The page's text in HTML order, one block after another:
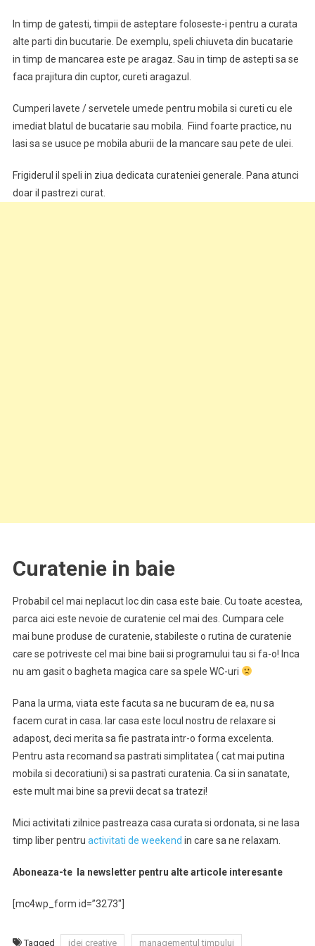
In timp de gatesti, timpii de asteptare foloseste-i pentru a curata
alte parti din bucutarie. De exemplu, speli chiuveta din bucatarie
in timp de mancarea este pe aragaz. Sau in timp de astepti sa se
faca prajitura din cuptor, cureti aragazul.
Cumperi lavete / servetele umede pentru mobila si cureti cu ele
imediat blatul de bucatarie sau mobila. Fiind foarte practice, nu
lasi sa se usuce pe mobila aburii de la mancare sau pete de ulei.
Frigiderul il speli in ziua dedicata curateniei generale. Pana atunci
doar il pastrezi curat.
Curatenie in baie
Probabil cel mai neplacut loc din casa este baie. Cu toate acestea,
parca aici este nevoie de curatenie cel mai des. Cumpara cele
mai bune produse de curatenie, stabileste o rutina de curatenie
care se potriveste cel mai bine baii si programului tau si fa-o! Inca
nu am gasit o bagheta magica care sa spele WC-uri
Pana la urma, viata este facuta sa ne bucuram de ea, nu sa
facem curat in casa. Iar casa este locul nostru de relaxare si
adapost, deci merita sa fie pastrata intr-o forma excelenta.
Pentru asta recomand sa pastrati simplitatea ( cat mai putina
mobila si decoratiuni) si sa pastrati curatenia. Ca si in sanatate,
este mult mai bine sa previi decat sa tratezi!
Mici activitati zilnice pastreaza casa curata si ordonata, si ne lasa
timp liber pentru activitati de weekend in care sa ne relaxam.
Aboneaza-te la newsletter pentru alte articole interesante
[mc4wp_form id=”3273″]
Tagged idei creative
managementul timpului